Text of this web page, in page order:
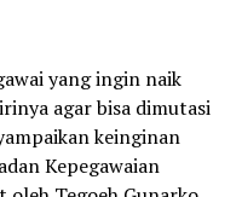
yang ingin naik
agar bisa dimutasi
keinginan
Kepegawaian